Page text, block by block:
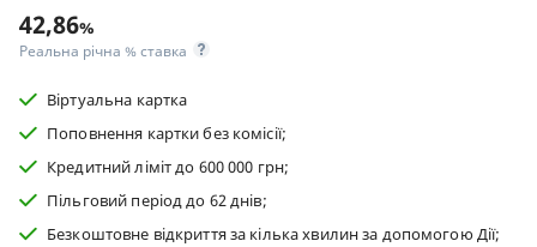
42,86%
Реальна річна % ставка
Віртуальна картка
Поповнення картки без комісії;
Кредитний ліміт до 600 000 грн;
Пільговий період до 62 днів;
Безкоштовне відкриття за кілька хвилин за допомогою Дії;